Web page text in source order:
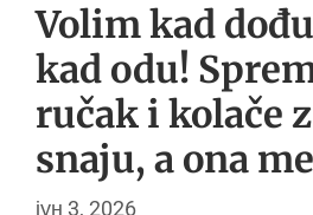
Volim kad
kad odu!
ručak i kolače
snaju, a ona
јун 3, 2026